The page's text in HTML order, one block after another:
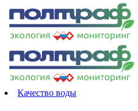
Качество воды